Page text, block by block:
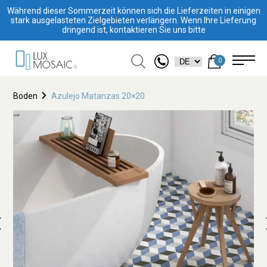
Während dieser Sommerzeit können sich die Lieferzeiten in einigen
stark ausgelasteten Zielgebieten verlängern. Wenn Ihre Lieferung
dringend ist, kontaktieren Sie uns bitte
0
Boden Azulejo Matanzas 20×20